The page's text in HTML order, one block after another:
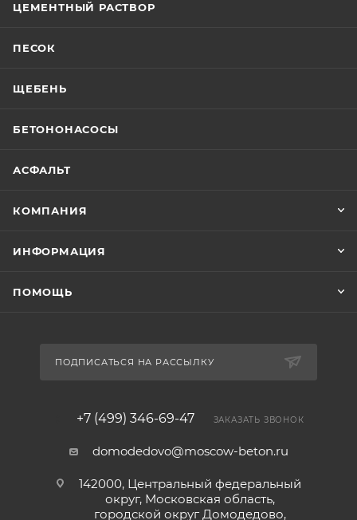
ЦЕМЕНТНЫЙ РАСТВОР
ПЕСОК
ЩЕБЕНЬ
БЕТОНОНАСОСЫ
АСФАЛЬТ
КОМПАНИЯ
ИНФОРМАЦИЯ
ПОМОЩЬ
ПОДПИСАТЬСЯ НА РАССЫЛКУ
+7 (499) 346-69-47 ЗАКАЗАТЬ ЗВОНОК
domodedovo@moscow-beton.ru
142000, Центральный федеральный
округ, Московская область,
городской округ Домодедово,